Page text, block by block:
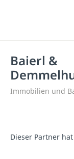
Baierl &
Immobilien und
Dieser Partner